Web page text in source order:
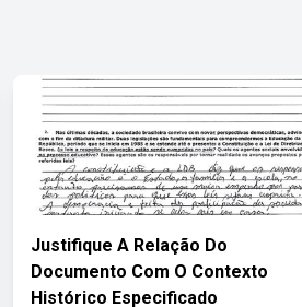
Justifique A Relação Do
Documento Com O Contexto
Histórico Especificado